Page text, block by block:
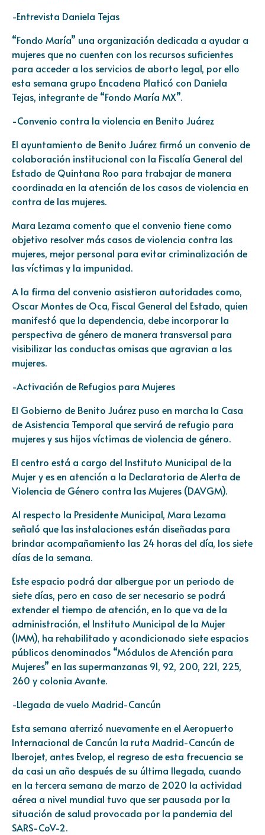
-Entrevista Daniela Tejas
“Fondo María” una organización dedicada a ayudar a
mujeres que no cuenten con los recursos suficientes
para acceder a los servicios de aborto legal, por ello
esta semana grupo Encadena Platicó con Daniela
Tejas, integrante de “Fondo María MX”.
-Convenio contra la violencia en Benito Juárez
El ayuntamiento de Benito Juárez firmó un convenio de
colaboración institucional con la Fiscalía General del
Estado de Quintana Roo para trabajar de manera
coordinada en la atención de los casos de violencia en
contra de las mujeres.
Mara Lezama comento que el convenio tiene como
objetivo resolver más casos de violencia contra las
mujeres, mejor personal para evitar criminalización de
las víctimas y la impunidad.
A la firma del convenio asistieron autoridades como,
Oscar Montes de Oca, Fiscal General del Estado, quien
manifestó que la dependencia, debe incorporar la
perspectiva de género de manera transversal para
visibilizar las conductas omisas que agravian a las
mujeres.
-Activación de Refugios para Mujeres
El Gobierno de Benito Juárez puso en marcha la Casa
de Asistencia Temporal que servirá de refugio para
mujeres y sus hijos víctimas de violencia de género.
El centro está a cargo del Instituto Municipal de la
Mujer y es en atención a la Declaratoria de Alerta de
Violencia de Género contra las Mujeres (DAVGM).
Al respecto la Presidente Municipal, Mara Lezama
señaló que las instalaciones están diseñadas para
brindar acompañamiento las 24 horas del día, los siete
días de la semana.
Este espacio podrá dar albergue por un periodo de
siete días, pero en caso de ser necesario se podrá
extender el tiempo de atención, en lo que va de la
administración, el Instituto Municipal de la Mujer
(IMM), ha rehabilitado y acondicionado siete espacios
públicos denominados “Módulos de Atención para
Mujeres” en las supermanzanas 91, 92, 200, 221, 225,
260 y colonia Avante.
-Llegada de vuelo Madrid-Cancún
Esta semana aterrizó nuevamente en el Aeropuerto
Internacional de Cancún la ruta Madrid-Cancún de
Iberojet, antes Evelop, el regreso de esta frecuencia se
da casi un año después de su última llegada, cuando
en la tercera semana de marzo de 2020 la actividad
aérea a nivel mundial tuvo que ser pausada por la
situación de salud provocada por la pandemia del
SARS-CoV-2.